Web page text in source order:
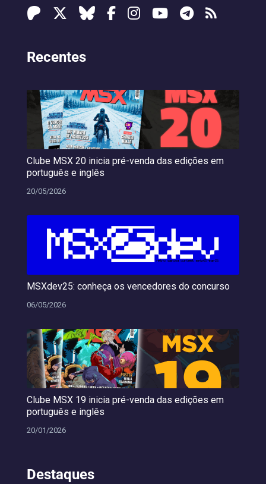
Recentes
Clube MSX 20 inicia pré-venda das edições em
português e inglês
20/05/2026
MSXdev25: conheça os vencedores do concurso
06/05/2026
Clube MSX 19 inicia pré-venda das edições em
português e inglês
20/01/2026
Destaques